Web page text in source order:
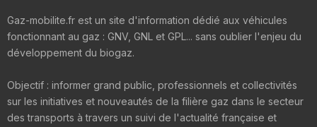
Gaz-mobilite.fr est un site d'information dédié aux véhicules
fonctionnant au gaz : GNV, GNL et GPL... sans oublier l'enjeu du
développement du biogaz.
Objectif : informer grand public, professionnels et collectivités
sur les initiatives et nouveautés de la filière gaz dans le secteur
des transports à travers un suivi de l'actualité française et